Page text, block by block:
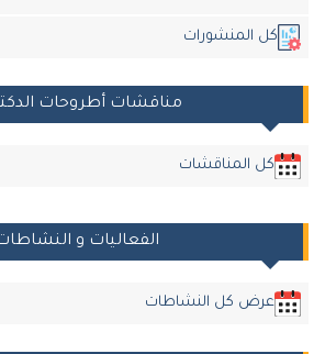
المنشورات
مناقشات أطروحات الدكتوراه
كل المناقشات
الفعاليات و النشاطات
عرض كل النشاطات